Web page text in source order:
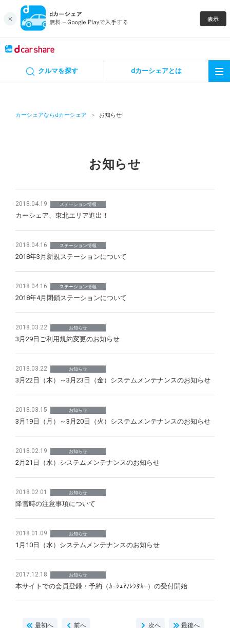
クルマを探す dカーシェアとは
カーシェアならdカーシェア お知らせ
お知らせ
2018.04.19 ステーション情報
カーシェア、東北エリア進出！
2018.04.16 ステーション情報
2018年3月新規ステーションについて
2018.04.16 ステーション情報
2018年4月閉鎖ステーションについて
2018.03.22 お知らせ
3月29日ご利用規約変更のお知らせ
2018.03.22 お知らせ
3月22日（木）～3月23日（金）システムメンテナンスのお知らせ
2018.03.15 お知らせ
3月19日（月）～3月20日（火）システムメンテナンスのお知らせ
2018.02.19 お知らせ
2月21日（水）システムメンテナンスのお知らせ
2018.02.01 お知らせ
降雪時の注意事項について
2018.01.09 お知らせ
1月10日（水）システムメンテナンスのお知らせ
2017.12.18 お知らせ
本サイトでの会員登録・予約（ｶｰｼｪｱ/ﾚﾝﾀｶｰ）の受付開始
最初へ 前へ 次へ 最後へ
カーシェア
お知らせ
特集
アプリの使い方